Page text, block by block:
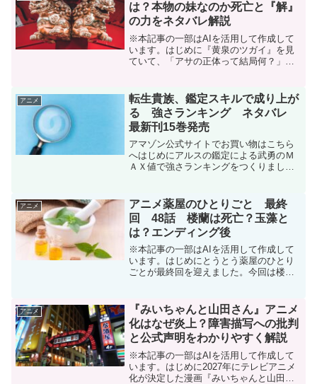
は？本物の妹なのか死亡と『解』
の力をネタバレ解説
※本記事の一部はAIを活用して作成して
います。はじめに『黄泉のツガイ』を見
ていて、「アサの正体って結局何？」
った人は多いのではないでしょうか。ア
ニメ7話では、アサが...
アニメ
転生貴族、鑑定スキルで成り上が
る 強さランキング ネタバレ
最新刊15巻発売
アマゾン公式サイトでお買い物はこちら
へはじめにアルスの鑑定による武勇のＭ
ＡＸ値で強さランキングをつくりまし
物でした。強さランキング16位リシア・
プレイド10ポイント...
アニメ
アニメ薬屋のひとりごと 最終
回 48話 楼蘭は死亡？玉藻と
は？エンディング後
※本記事の一部はAIを活用して作成して
います。はじめにとうとう薬屋のひとり
ごとが最終回を迎えました。今回は楼蘭
ましたが、そのまま砦から落ち遺体は発
見されませんで...
アニメ
『みいちゃんと山田さん』アニメ
化はなぜ炎上？障害描写への批判
と公式声明をわかりやすく解説
※本記事の一部はAIを活用して作成して
います。はじめに2027年にテレビアニメ
化が決定した漫画『みいちゃんと山田さ